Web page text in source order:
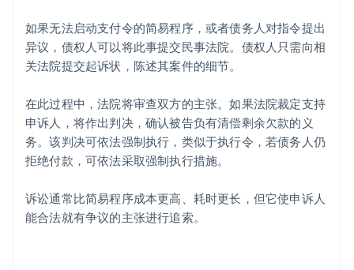
如果无法启动支付令的简易程序，或者债务人对指令提出
异议，债权人可以将此事提交民事法院。债权人只需向相
关法院提交起诉状，陈述其案件的细节。
在此过程中，法院将审查双方的主张。如果法院裁定支持
申诉人，将作出判决，确认被告负有清偿剩余欠款的义
务。该判决可依法强制执行，类似于执行令，若债务人仍
拒绝付款，可依法采取强制执行措施。
诉讼通常比简易程序成本更高、耗时更长，但它使申诉人
能合法就有争议的主张进行追索。